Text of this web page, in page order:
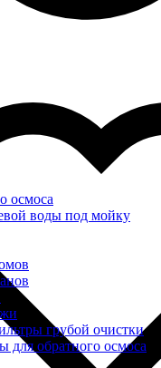
осмоса
воды под мойку
грубой очистки
для обратного осмоса